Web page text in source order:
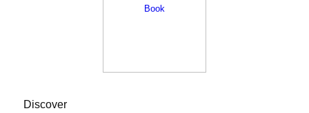
Discover